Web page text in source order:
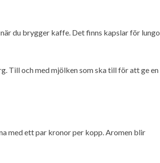
du brygger kaffe. Det finns kapslar för lungo
Till och med mjölken som ska till för att ge en
med ett par kronor per kopp. Aromen blir